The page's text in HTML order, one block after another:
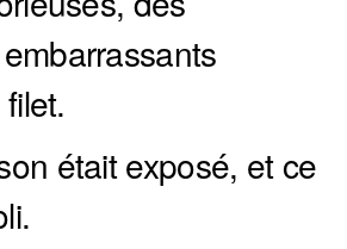
était exposé, et ce